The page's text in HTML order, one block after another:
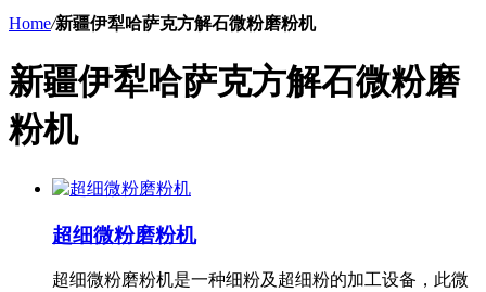
Home/新疆伊犁哈萨克方解石微粉磨粉机
新疆伊犁哈萨克方解石微粉磨
粉机
超细微粉磨粉机
超细微粉磨粉机是一种细粉及超细粉的加工设备，此微